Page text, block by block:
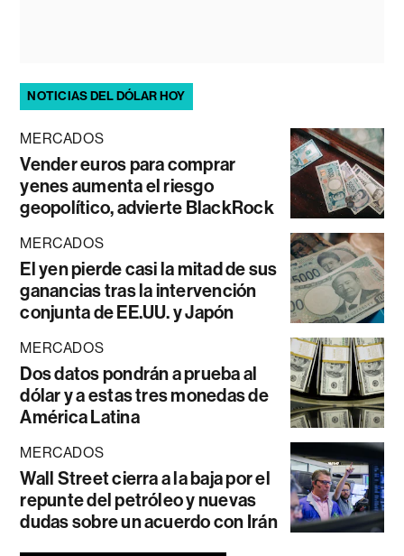
NOTICIAS DEL DÓLAR HOY
MERCADOS
Vender euros para comprar
yenes aumenta el riesgo
geopolítico, advierte BlackRock
MERCADOS
El yen pierde casi la mitad de sus
ganancias tras la intervención
conjunta de EE.UU. y Japón
MERCADOS
Dos datos pondrán a prueba al
dólar y a estas tres monedas de
América Latina
MERCADOS
Wall Street cierra a la baja por el
repunte del petróleo y nuevas
dudas sobre un acuerdo con Irán